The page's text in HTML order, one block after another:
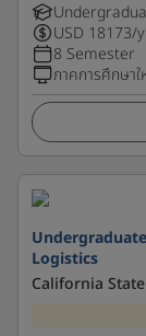
USD 18173/
8 Semester
ภาคการศึกษาใ
Logistics
California